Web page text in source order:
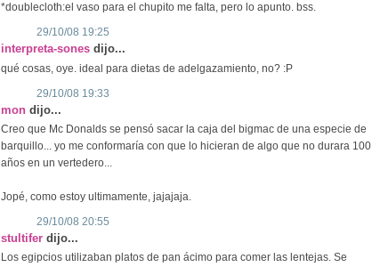
*doublecloth:el vaso para el chupito me falta, pero lo apunto. bss.
29/10/08 19:25
interpreta-sones dijo...
qué cosas, oye. ideal para dietas de adelgazamiento, no? :P
29/10/08 19:33
mon dijo...
Creo que Mc Donalds se pensó sacar la caja del bigmac de una especie de
barquillo... yo me conformaría con que lo hicieran de algo que no durara 100
años en un vertedero...
Jopé, como estoy ultimamente, jajajaja.
29/10/08 20:55
stultifer dijo...
Los egipcios utilizaban platos de pan ácimo para comer las lentejas. Se